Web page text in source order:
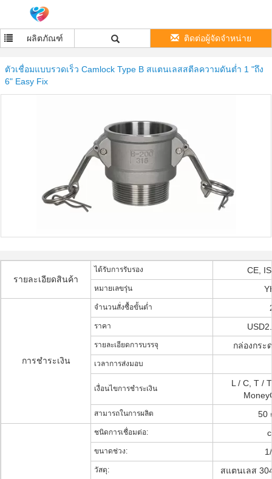
ผลิตภัณฑ์ ติดต่อผู้จัดจำหน่าย
ตัวเชื่อมแบบรวดเร็ว Camlock Type B สแตนเลสสตีลความดันต่ำ 1 "ถึง
6" Easy Fix
รายละเอียดสินค้า
ได้รับการรับรอง CE,
หมายเลขรุ่น
การชำระเงิน
จำนวนสั่งซื้อขั้นต่ำ
ราคา
รายละเอียดการบรรจุ กล่องกระ
เวลาการส่งมอบ
เงื่อนไขการชำระเงิน
L / C, T /
สามารถในการผลิต 50
ชนิดการเชื่อมต่อ:
ขนาดช่วง:
วัสดุ: สแตนเลส